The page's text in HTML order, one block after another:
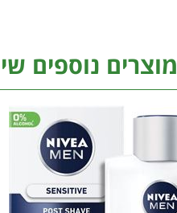
מוצרים נוספים